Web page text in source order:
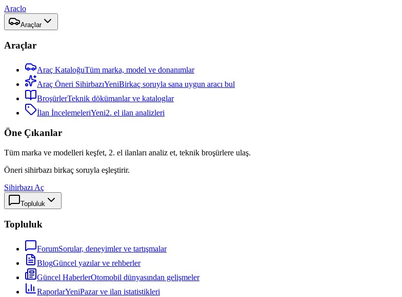
Araclo
Araçlar
Araçlar
Araç KataloğuTüm marka, model ve donanımlar
Araç Öneri SihirbazıYeniBirkaç soruyla sana uygun aracı bul
BroşürlerTeknik dökümanlar ve kataloglar
İlan İncelemeleriYeni2. el ilan analizleri
Öne Çıkanlar
Tüm marka ve modelleri keşfet, 2. el ilanları analiz et, teknik broşürlere ulaş.
Öneri sihirbazı birkaç soruyla eşleştirir.
Sihirbazı Aç
Topluluk
Topluluk
ForumSorular, deneyimler ve tartışmalar
BlogGüncel yazılar ve rehberler
Güncel HaberlerOtomobil dünyasından gelişmeler
RaporlarYeniPazar ve ilan istatistikleri